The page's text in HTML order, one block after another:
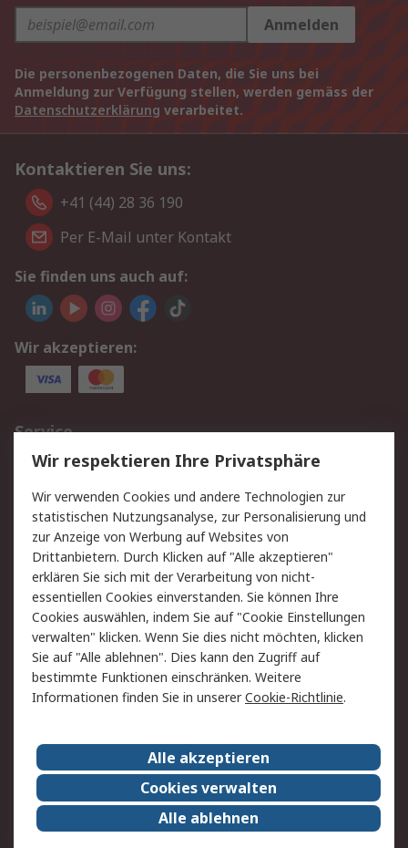
Anmelden
Die personenbezogenen Daten, die Sie uns bei
Anmeldung zur Verfügung stellen, werden gemäss der
Datenschutzerklärung verarbeitet.
Kontaktieren Sie uns:
+41 (44) 28 36 190
Per E-Mail unter Kontakt
Sie finden uns auch auf:
Wir akzeptieren:
Service
Value Added Services
Lieferlösungen
Rücksendungen
Kontakt
Hilfe
Rechtliches
AGB
Datenschutz
Cookie-Richtlinie
Zahlungsbedingungen
Copyright/Impressum
Über RS
Karriere bei RS
Nachhaltigkeit
Qualität/Umwelt/ZertifikatePresse-Center
Event-Center
Wir respektieren Ihre Privatsphäre
Wir verwenden Cookies und andere Technologien zur
statistischen Nutzungsanalyse, zur Personalisierung und
zur Anzeige von Werbung auf Websites von
Drittanbietern. Durch Klicken auf "Alle akzeptieren"
erklären Sie sich mit der Verarbeitung von nicht-
essentiellen Cookies einverstanden. Sie können Ihre
Cookies auswählen, indem Sie auf "Cookie Einstellungen
verwalten" klicken. Wenn Sie dies nicht möchten, klicken
Sie auf "Alle ablehnen". Dies kann den Zugriff auf
bestimmte Funktionen einschränken. Weitere
Informationen finden Sie in unsererCookie-Richtlinie.
Alle akzeptieren
Cookies verwalten
Alle ablehnen